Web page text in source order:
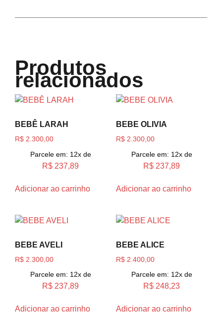
Produtos
relacionados
BEBÊ LARAH
R$ 2.300,00
Parcele em: 12x de
R$ 237,89
Adicionar ao carrinho
BEBE OLIVIA
R$ 2.300,00
Parcele em: 12x de
R$ 237,89
Adicionar ao carrinho
BEBE AVELI
R$ 2.300,00
Parcele em: 12x de
R$ 237,89
Adicionar ao carrinho
BEBE ALICE
R$ 2.400,00
Parcele em: 12x de
R$ 248,23
Adicionar ao carrinho